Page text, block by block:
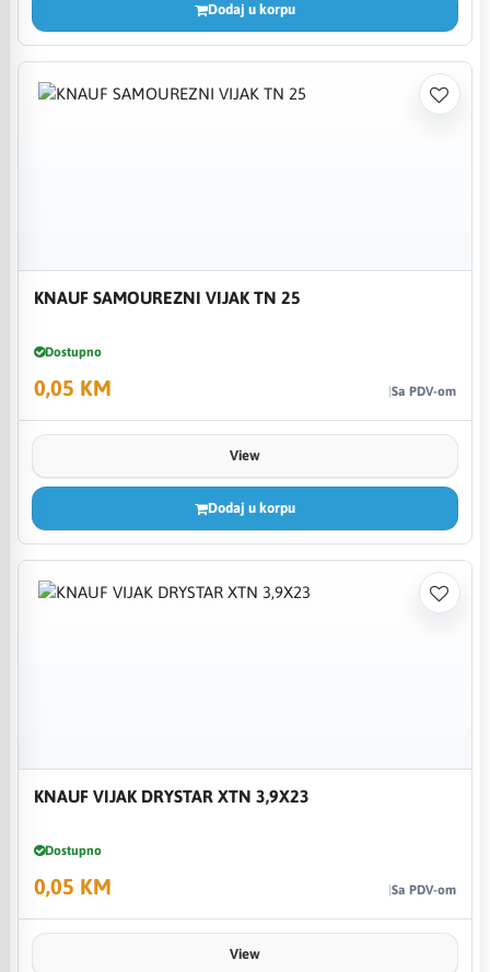
Dodaj u korpu
KNAUF SAMOUREZNI VIJAK TN 25
Dostupno
0,05 KM Sa PDV-om
View
Dodaj u korpu
KNAUF VIJAK DRYSTAR XTN 3,9X23
Dostupno
0,05 KM Sa PDV-om
View